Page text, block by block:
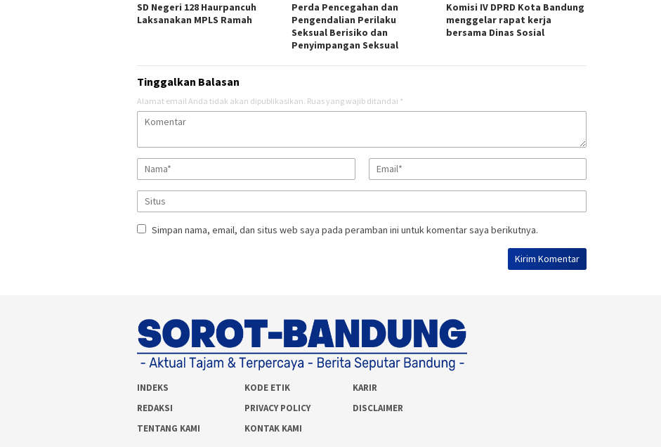
SD Negeri 128 Haurpancuh
Laksanakan MPLS Ramah
Perda Pencegahan dan
Pengendalian Perilaku
Seksual Berisiko dan
Penyimpangan Seksual
Komisi IV DPRD Kota Bandung
menggelar rapat kerja
bersama Dinas Sosial
Tinggalkan Balasan
Alamat email Anda tidak akan dipublikasikan. Ruas yang wajib ditandai *
Simpan nama, email, dan situs web saya pada peramban ini untuk komentar saya berikutnya.
INDEKS KODE ETIK
KARIR
REDAKSI
PRIVACY POLICY
DISCLAIMER
TENTANG KAMI
KONTAK KAMI